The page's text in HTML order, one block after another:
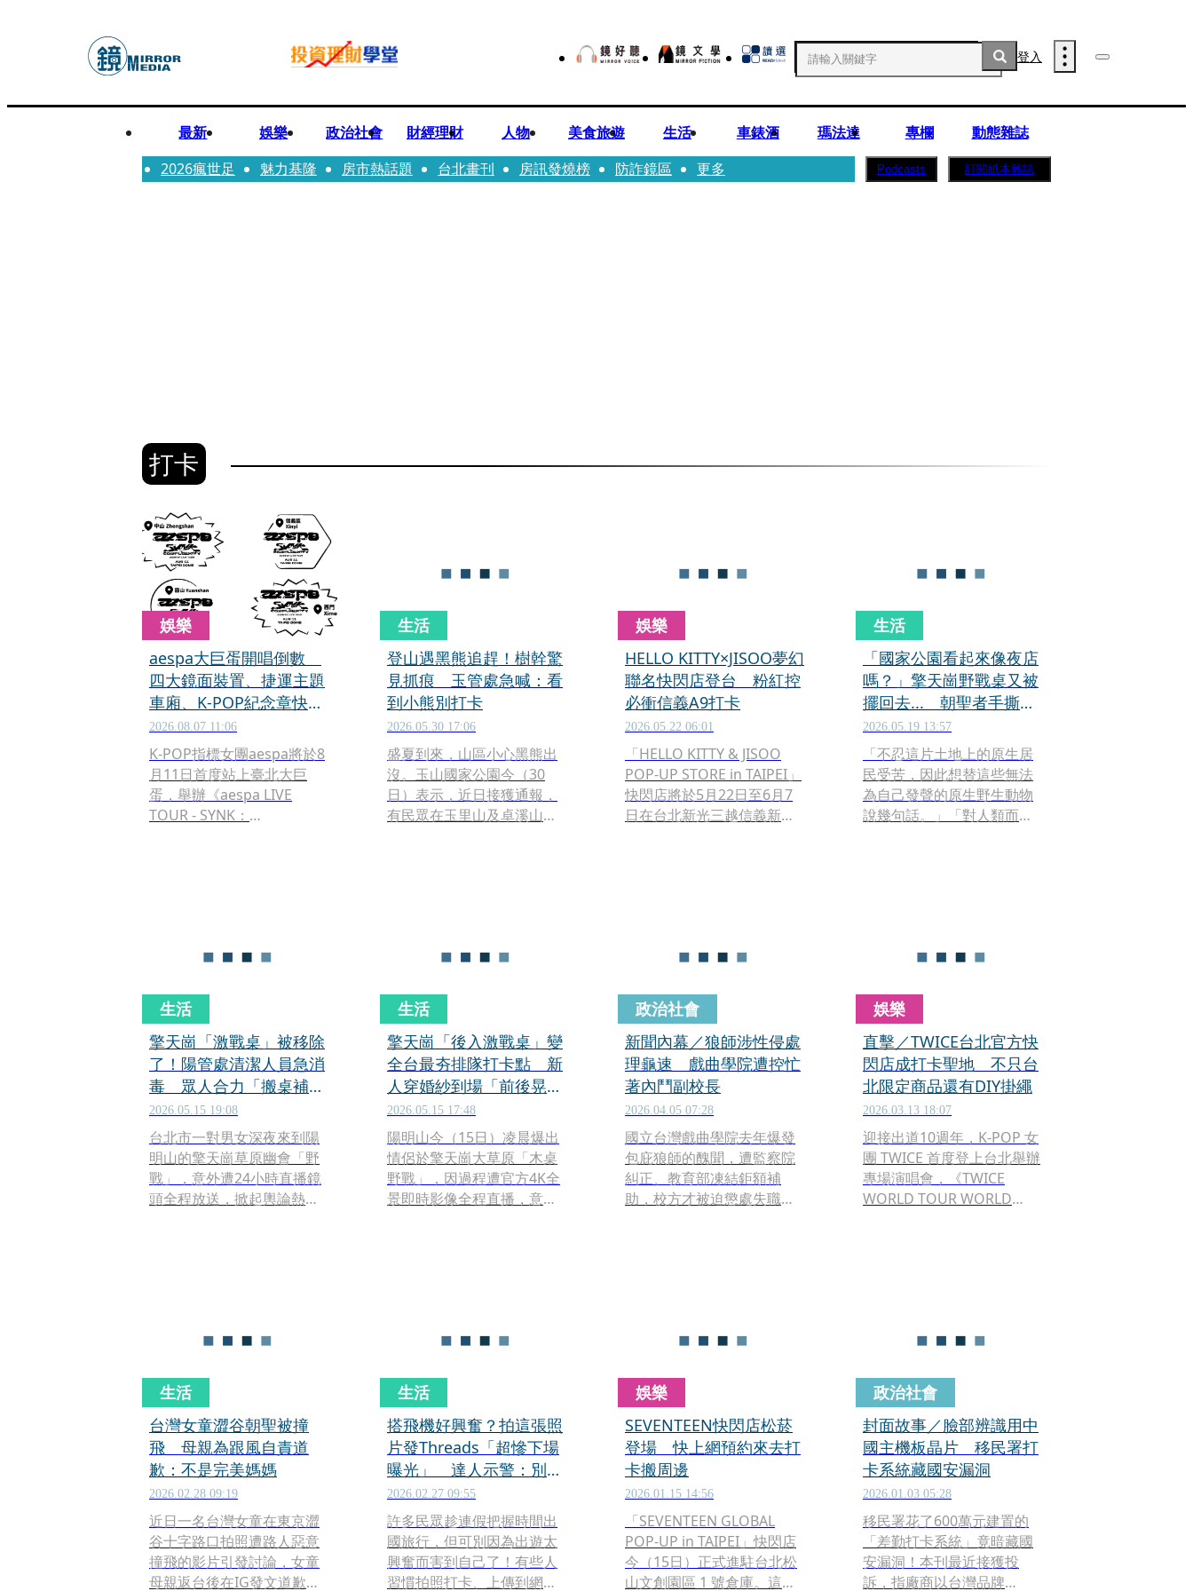
登入
最新 娛樂 政治社會 財經理財 人物 美食旅遊 生活 車錶酒 瑪法達 專欄
動態雜誌
2026瘋世足
魅力基隆 房市熱話題 台北畫刊 房訊發燒榜 防詐鏡區 更多 Podcasts 訂閱紙本雜誌
打卡
娛樂
aespa大巨蛋開唱倒數
四大鏡面裝置、捷運主題
車廂、K-POP紀念章快去
打卡
2026.08.07 11:06
K-POP指標女團aespa將於8
月11日首度站上臺北大巨
蛋，舉辦《aespa LIVE
TOUR - SYNK：
銷企劃「MY 台北 in
運、地標燈光到官方限定周
邊，打造六大主題亮點，讓
整座台北化身aespa世界
觀，邀請MY（官方粉絲名）
提前沉浸在演唱會氛圍中。
生活
登山遇黑熊追趕！樹幹驚
見抓痕 玉管處急喊：看
到小熊別打卡
2026.05.30 17:06
盛夏到來，山區小心黑熊出
沒。玉山國家公園今（30
日）表示，近日接獲通報，
有民眾在玉里山及卓溪山附
拍照打卡，以免發生危險。
娛樂
HELLO KITTY×JISOO夢幻
聯名快閃店登台 粉紅控
必衝信義A9打卡
2026.05.22 06:01
「HELLO KITTY & JISOO
POP-UP STORE in TAIPEI」
快閃店將於5月22日至6月7
日在台北新光三越信義新天
生活
「國家公園看起來像夜店
嗎？」擎天崗野戰桌又被
擺回去... 朝聖者手撕膠
帶畫面曝
2026.05.19 13:57
「不忍這片土地上的原生居
民受苦，因此想替這些無法
為自己發聲的原生野生動物
說幾句話。」「​​對人類而
生活
擎天崗「激戰桌」被移除
了！陽管處清潔人員急消
毒 眾人合力「搬桌補
位」重現打卡聖地
2026.05.15 19:08
台北市一對男女深夜來到陽
明山的擎天崗草原幽會「野
戰」，意外遭24小時直播鏡
頭全程放送，掀起輿論熱
壁的桌子搬來「補位」，還
生活
擎天崗「後入激戰桌」變
全台最夯排隊打卡點 新
人穿婚紗到場「前後晃
動」重現姿勢
2026.05.15 17:48
陽明山今（15日）凌晨爆出
情侶於擎天崗大草原「木桌
野戰」，因過程遭官方4K全
景即時影像全程直播，意外
事發的那張「激戰桌」合
場「模擬致敬」。
政治社會
新聞內幕／狼師涉性侵處
理龜速 戲曲學院遭控忙
著內鬥副校長
2026.04.05 07:28
國立台灣戲曲學院去年爆發
包庇狼師的醜聞，遭監察院
糾正、教育部凍結鉅額補
助，校方才被迫懲處失職人
珠，明明副校長屬於責任
校上班，校方卻調閱監視
器，以「車在人在」作為上
班依據，認定她遲到早退、
嚴重曠職，火速將其解雇。
敖自認清白，反控校方惡意
解聘，不僅過程違反《個資
法》，程序有問題，且手段
粗暴，已正式提出民事告
訴。
娛樂
直擊／TWICE台北官方快
閃店成打卡聖地 不只台
北限定商品還有DIY掛繩
2026.03.13 18:07
迎接出道10週年，K-POP 女
團 TWICE 首度登上台北舉辦
專場演唱會，《TWICE
WORLD TOUR WORLD
POP-UP STORE IN TAIPEI
日至3 月 23日在華山中 4A館
登場。
生活
台灣女童澀谷朝聖被撞
飛 母親為跟風自責道
歉：不是完美媽媽
2026.02.28 09:19
近日一名台灣女童在東京澀
谷十字路口拍照遭路人惡意
撞飛的影片引發討論，女童
母親返台後在IG發文道歉，
生活
搭飛機好興奮？拍這張照
片發Threads「超慘下場
曝光」 達人示警：別讓
個資裸奔
2026.02.27 09:55
許多民眾趁連假把握時間出
國旅行，但可別因為出遊太
興奮而害到自己了！有些人
習慣拍照打卡、上傳到網路
娛樂
SEVENTEEN快閃店松菸
登場 快上網預約來去打
卡搬周邊
2026.01.15 14:56
「SEVENTEEN GLOBAL
POP-UP in TAIPEI」快閃店
今（15日）正式進駐台北松
山文創園區 1 號倉庫。這次
政治社會
封面故事／臉部辨識用中
國主機板晶片 移民署打
卡系統藏國安漏洞
2026.01.03 05:28
移民署花了600萬元建置的
「差勤打卡系統」竟暗藏國
安漏洞！本刊最近接獲投
訴，指廠商以台灣品牌